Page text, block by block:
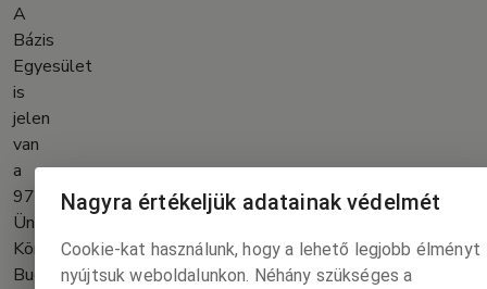
A
Bázis
Egyesület
is
jelen
van
a
97.
Ünnepi
Könyvhéten
Budapesten,
Nagyra értékeljük adatainak védelmét
Cookie-kat használunk, hogy a lehető legjobb élményt
nyújtsuk weboldalunkon. Néhány szükséges a